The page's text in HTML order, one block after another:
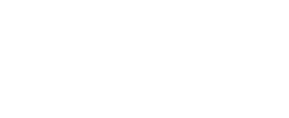
「湿度70％でも大人の髪はうねらない・抜けない・白髪バレな
雨と夏の到来です。髪質改善やストパー、カットや毎日のシャ
け見え 眉と鼻が原因です」、「24時間ずーっと快適！“ひんやり
ニオイケア」など、旬の情報盛り沢山でお届けします。※デジタ
います。※デジタル版には付録は付きません。※デジタル版からは